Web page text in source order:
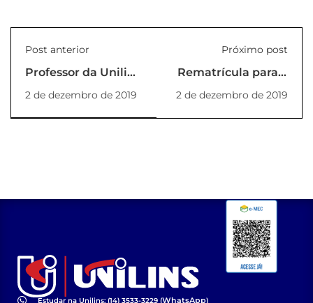
Post anterior
Professor da Unilins
obtém patente de
técnica inovadora
de instrumentação
2 de dezembro de 2019
Próximo post
Rematrícula para o
1° semestre 2020
2 de dezembro de 2019
Estudar na Unilins: (14) 3533-3229 (WhatsApp)